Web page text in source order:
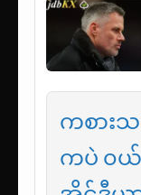
ကစားသ
ကပဲ ၀